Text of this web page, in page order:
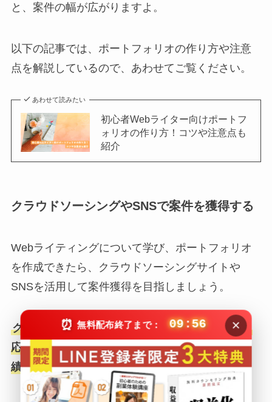
と、案件の幅が広がりますよ。
以下の記事では、ポートフォリオの作り方や注意
点を解説しているので、あわせてご覧ください。
あわせて読みたい
初心者Webライター向けポートフ
ォリオの作り方！コツや注意点も
紹介
クラウドソーシングやSNSで案件を獲得する
Webライティングについて学び、ポートフォリオ
を作成できたら、クラウドソーシングサイトや
SNSを活用して案件獲得を目指しましょう。
クラウドソーシングサイトには、実績がなくても
応募できる案件が多く、未経験者でも少しずつ実
績を積み上げることが可能です。
⏰ 無料配布終了まで： 09:55 ×